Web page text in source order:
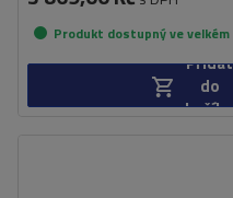
Produkt dostupný ve
Přidat
do
košíku